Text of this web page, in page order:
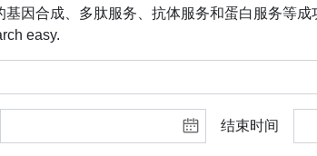
基因合成、多肽服务、抗体服务和蛋白服务等
easy.
结束时间